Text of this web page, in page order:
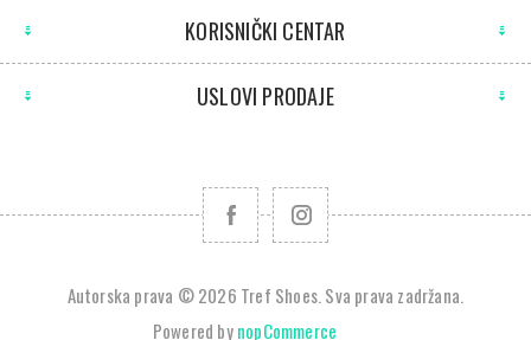
KORISNIČKI CENTAR
USLOVI PRODAJE
Autorska prava © 2026 Tref Shoes. Sva prava zadržana.
Powered bynopCommerce